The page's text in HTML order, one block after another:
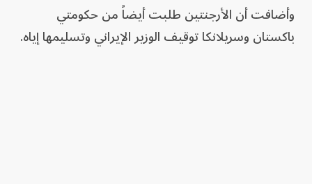
وأضافت أن الأرجنتين طلبت أيضاً من حكومتي
باكستان وسريلانكا توقيف الوزير الإيراني وتسليمها إياه.